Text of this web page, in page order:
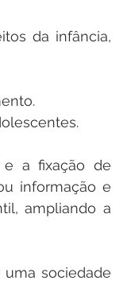
da infância,
e a fixação de
informação e
ampliando a
sociedade